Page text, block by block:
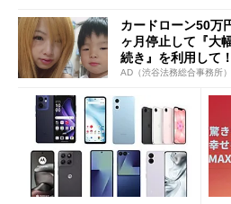
カードローン50万
ヶ月停止して『大
続き』を利用して！
AD（渋谷法務総合事務所）